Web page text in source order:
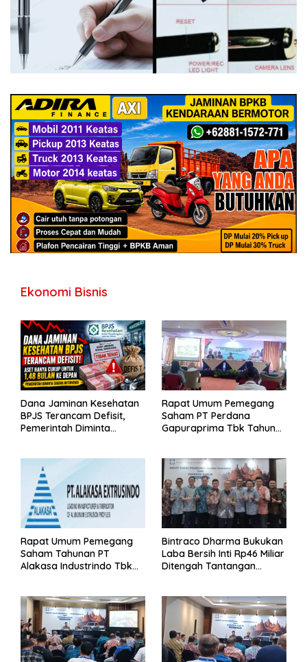
Ekonomi Bisnis
Dana Jaminan Kesehatan
BPJS Terancam Defisit,
Pemerintah Diminta
Rapat Umum Pemegang
Saham PT Perdana
Gapuraprima Tbk Tahun
Rapat Umum Pemegang
Saham Tahunan PT
Alakasa Industrindo Tbk
Bintraco Dharma Bukukan
Laba Bersih Inti Rp46 Miliar
Ditengah Tantangan